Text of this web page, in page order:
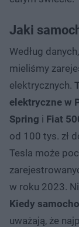
Jaki
Według
mieliśmy
elektrycznych.
elektryczne w
Spring i Fiat
od 100 tys. zł
Tesla może
w roku 2023.
Kiedy
uważają, że